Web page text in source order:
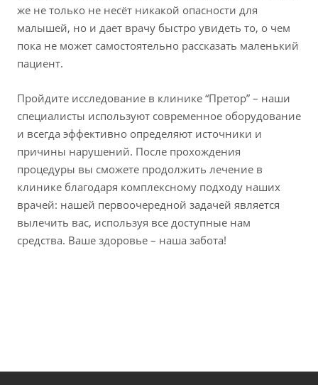
же не только не несёт никакой опасности для
малышей, но и дает врачу быстро увидеть то, о чем
пока не может самостоятельно рассказать маленький
пациент.
Пройдите исследование в клинике “Претор” – наши
специалисты используют современное оборудование
и всегда эффективно определяют источники и
причины нарушений. После прохождения
процедуры вы сможете продолжить лечение в
клинике благодаря комплексному подходу наших
врачей: нашей первоочередной задачей является
вылечить вас, используя все доступные нам
средства. Ваше здоровье – наша забота!